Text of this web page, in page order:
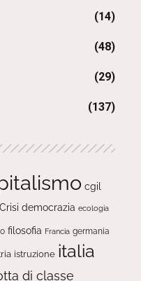
(14)
(48)
(29)
(137)
cgil
Crisi democrazia ecologia
filosofia Francia germania
istruzione italia
di classe